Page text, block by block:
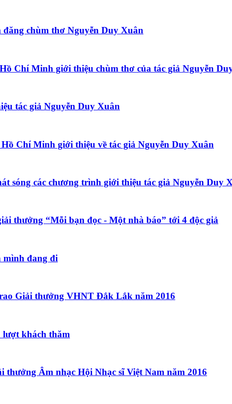
chùm thơ Nguyễn Duy Xuân
Chí Minh giới thiệu chùm thơ của tác giả Nguyễn
tác giả Nguyễn Duy Xuân
Chí Minh giới thiệu về tác giả Nguyễn Duy Xuân
sóng các chương trình giới thiệu tác giả Nguyễn Duy
thưởng “Mỗi bạn đọc - Một nhà báo” tới 4 độc giả
mình đang đi
Giải thưởng VHNT Đắk Lắk năm 2016
lượt khách thăm
thưởng Âm nhạc Hội Nhạc sĩ Việt Nam năm 2016